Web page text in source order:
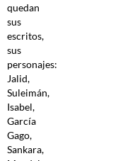
quedan
sus
escritos,
sus
personajes:
Jalid,
Suleimán,
Isabel,
García
Gago,
Sankara,